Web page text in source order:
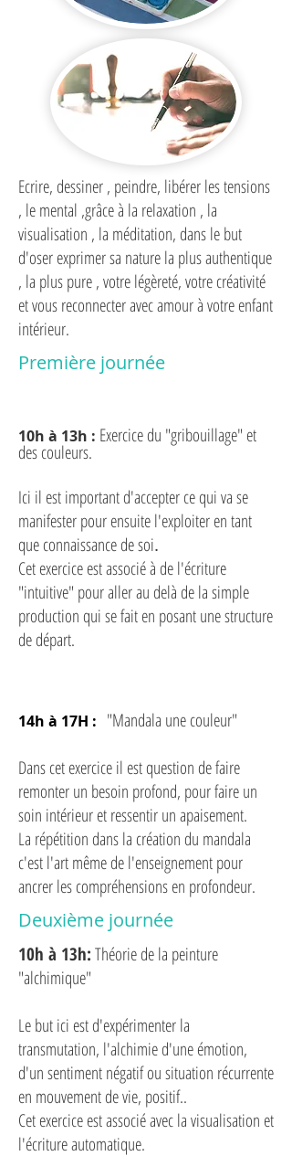
Ecrire, dessiner , peindre, libérer les tensions
, le mental ,grâce à la relaxation , la
visualisation , la méditation, dans le but
d'oser exprimer sa nature la plus authentique
, la plus pure , votre légèreté, votre créativité
et vous reconnecter avec amour à votre enfant
intérieur.
Première journée
10h à 13h : Exercice du "gribouillage" et
des couleurs.
Ici il est important d'accepter ce qui va se
manifester pour ensuite l'exploiter en tant
que connaissance de soi.
Cet exercice est associé à de l'écriture
"intuitive" pour aller au delà de la simple
production qui se fait en posant une structure
de départ.
14h à 17H : "Mandala une couleur"
Dans cet exercice il est question de faire
remonter un besoin profond, pour faire un
soin intérieur et ressentir un apaisement.
La répétition dans la création du mandala
c'est l'art même de l'enseignement pour
ancrer les compréhensions en profondeur.
Deuxième journée
10h à 13h:Théorie de la peinture
"alchimique"
Le but ici est d'expérimenter la
transmutation, l'alchimie d'une émotion,
d'un sentiment négatif ou situation récurrente
en mouvement de vie, positif..
Cet exercice est associé avec la visualisation et
l'écriture automatique.